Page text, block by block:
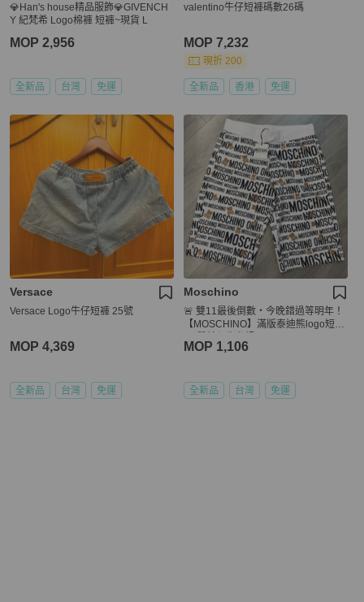
💎Han's house精品服飾💎GIVENCH
Y 紀梵希 Logo棉褲 短褲~現貨 L
MOP 2,956
全新品 台灣 免運
valentino牛仔短褲碼數26碼
MOP 7,232
現折 200
全新品 香港 免運
Versace
Versace Logo牛仔短褲 25號
MOP 4,369
全新品 台灣 免運
Moschino
🚨 雙11最後倒數・今晚錯過等明年！
【MOSCHINO】滿版泰迪熊logo短褲
MOP 1,106
全新品 台灣 免運